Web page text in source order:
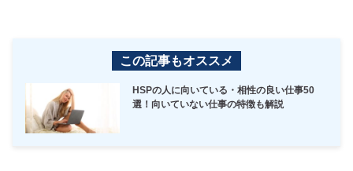
この記事もオススメ
HSPの人に向いている・相性の良い仕事50
選！向いていない仕事の特徴も解説